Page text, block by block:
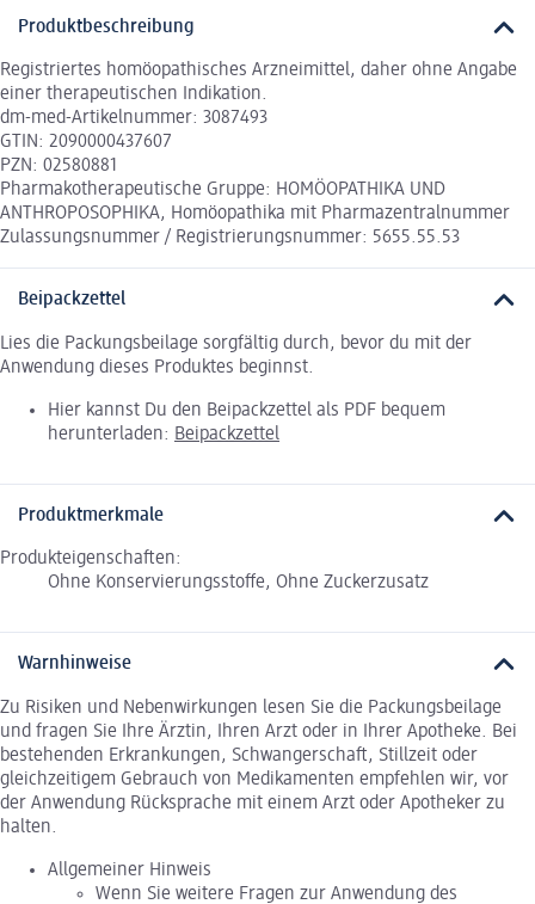
Produktbeschreibung
Registriertes homöopathisches Arzneimittel, daher ohne Angabe
einer therapeutischen Indikation.
dm-med-Artikelnummer: 3087493
GTIN: 2090000437607
PZN: 02580881
Pharmakotherapeutische Gruppe: HOMÖOPATHIKA UND
ANTHROPOSOPHIKA, Homöopathika mit Pharmazentralnummer
Zulassungsnummer / Registrierungsnummer: 5655.55.53
Beipackzettel
Lies die Packungsbeilage sorgfältig durch, bevor du mit der
Anwendung dieses Produktes beginnst.
Hier kannst Du den Beipackzettel als PDF bequem
herunterladen: Beipackzettel
Produktmerkmale
Produkteigenschaften:
Ohne Konservierungsstoffe, Ohne Zuckerzusatz
Warnhinweise
Zu Risiken und Nebenwirkungen lesen Sie die Packungsbeilage
und fragen Sie Ihre Ärztin, Ihren Arzt oder in Ihrer Apotheke. Bei
bestehenden Erkrankungen, Schwangerschaft, Stillzeit oder
gleichzeitigem Gebrauch von Medikamenten empfehlen wir, vor
der Anwendung Rücksprache mit einem Arzt oder Apotheker zu
halten.
Allgemeiner Hinweis
Wenn Sie weitere Fragen zur Anwendung des